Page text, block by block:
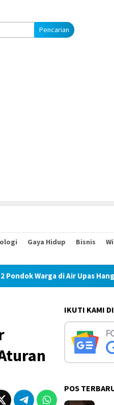
Pencarian
Gaya Hidup Bisnis
Air Upas Hangus Terbakar,
IKUTI KAMI
POS